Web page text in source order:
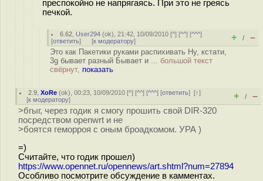
преспокойно не напрягаясь. При это не греясь
печкой.
6.62 User294 (ok), 21:42, 10/09/2010 [^] [^^] [^^^]
[ответить] [к модератору] + / –
Это как Пакетики руками распихивать Ну, кстати,
3g бывает разный Бывает и ... большой текст
свёрнут, показать
2.9 ,XoRe (ok), 00:23, 10/09/2010 [^] [^^] [^^^] [ответить][↑]
[к модератору] + / –
>бгыг, через годик я смогу прошить свой DIR-320
посредством openwrt и не
>боятся геморроя с оным броадкомом. УРА )
=)
Считайте, что годик прошел)
https://www.opennet.ru/opennews/art.shtml?num=27894
Особливо посмотрите обсуждение в камментах.